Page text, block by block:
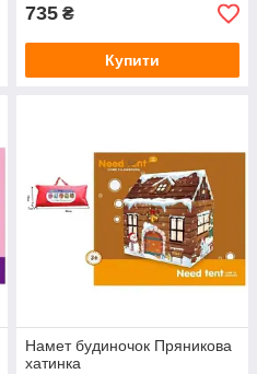
735 ₴
Купити
Намет будиночок Пряникова
хатинка